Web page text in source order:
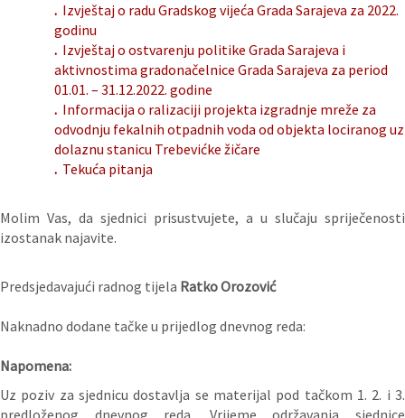
. Izvještaj o radu Gradskog vijeća Grada Sarajeva za 2022.
godinu
. Izvještaj o ostvarenju politike Grada Sarajeva i
aktivnostima gradonačelnice Grada Sarajeva za period
01.01. – 31.12.2022. godine
. Informacija o ralizaciji projekta izgradnje mreže za
odvodnju fekalnih otpadnih voda od objekta lociranog uz
dolaznu stanicu Trebevićke žičare
. Tekuća pitanja
Molim Vas, da sjednici prisustvujete, a u slučaju spriječenosti
izostanak najavite.
Predsjedavajući radnog tijela Ratko Orozović
Naknadno dodane tačke u prijedlog dnevnog reda:
Napomena:
Uz poziv za sjednicu dostavlja se materijal pod tačkom 1. 2. i 3.